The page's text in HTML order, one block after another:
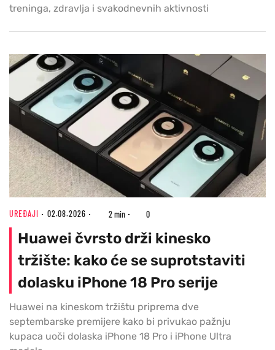
treninga, zdravlja i svakodnevnih aktivnosti
UREĐAJI 02.08.2026 2 min 0
Huawei čvrsto drži kinesko
tržište: kako će se suprotstaviti
dolasku iPhone 18 Pro serije
Huawei na kineskom tržištu priprema dve
septembarske premijere kako bi privukao pažnju
kupaca uoči dolaska iPhone 18 Pro i iPhone Ultra